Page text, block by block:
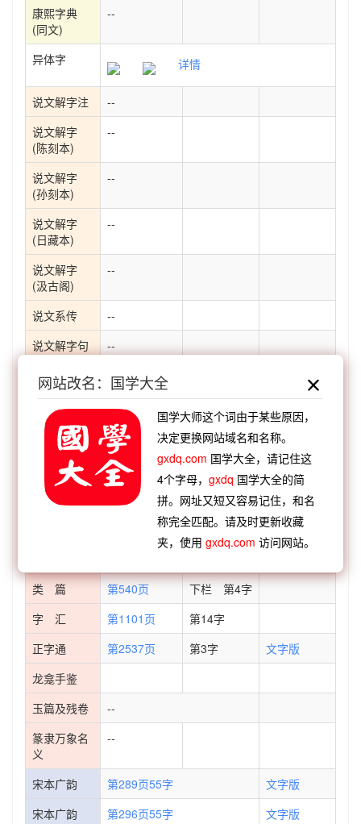
康熙字典
(同文)
--
异体字 详情
说文解字注
--
说文解字
(陈刻本)
--
说文解字
(孙刻本)
--
说文解字
(日藏本)
--
说文解字
(汲古阁)
--
说文系传
--
说文解字句
--
说文通训定
--
说文解字义
--
说文解字诂
--
类 篇
第540页
下栏 第4字
字 汇
第1101页
第14字
正字通
第2537页 第3字
文字版
龙龛手鉴
玉篇及残卷
--
篆隶万象名
义
--
宋本广韵 第289页55字
文字版
宋本广韵
第296页55字
文字版
网站改名：国学大全
国学大师这个词由于某些原因，
决定更换网站域名和名称。
gxdq.com 国学大全，请记住这
4个字母，gxdq 国学大全的简
拼。网址又短又容易记住，和名
称完全匹配。请及时更新收藏
夹，使用gxdq.com 访问网站。